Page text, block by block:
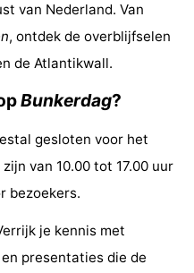
van Nederland. Van
, ontdek de overblijfselen
de Atlantikwall.
Bunkerdag?
gesloten voor het
zijn van 10.00 tot 17.00 uur
bezoekers.
je kennis met
presentaties die de